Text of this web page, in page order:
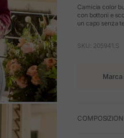
Camicia color
con bottoni e
un capo senza
SKU: 205941.S
Marca